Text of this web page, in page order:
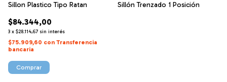
Sillon Plastico Tipo Ratan
$84.344,00
3 x $28.114,67 sin interés
$75.909,60 con Transferencia
bancaria
Comprar
Sillón Trenzado 1 Posición